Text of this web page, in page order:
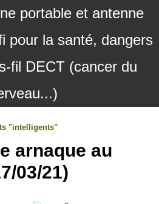
portable et antenne
pour la santé, dangers
fil DECT (cancer du
"intelligents"
arnaque au
03/21)